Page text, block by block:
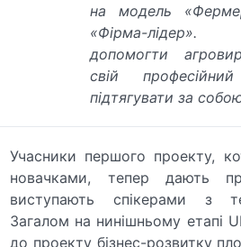
на модель
«Фірма-
допомогти
свій
підтягувати за
Учасники першого проекту,
новачками, тепер дають
виступають спікерами з
Загалом на нинішньому етапі
до проекту бізнес-розвитку